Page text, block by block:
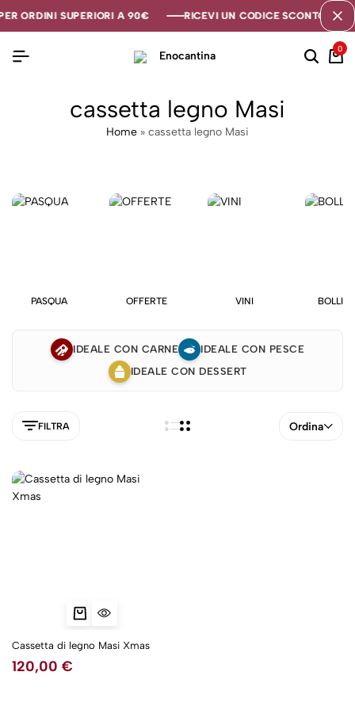
ORDINI SUPERIORI A 90€ RICEVI UN CODICE SCONTO DI
ORDINI SUPERIORI A 90€ RICEVI UN CODICE SCONTO DI
ORDINI SUPERIORI A 90€ RICEVI UN CODICE SCONTO DI
0
cassetta legno Masi
Home » cassetta legno Masi
PASQUA OFFERTE VINI
IDEALE CON CARNE
IDEALE CON PESCE
IDEALE CON DESSERT
FILTRA Ordina
Cassetta di legno Masi Xmas
120,00 €